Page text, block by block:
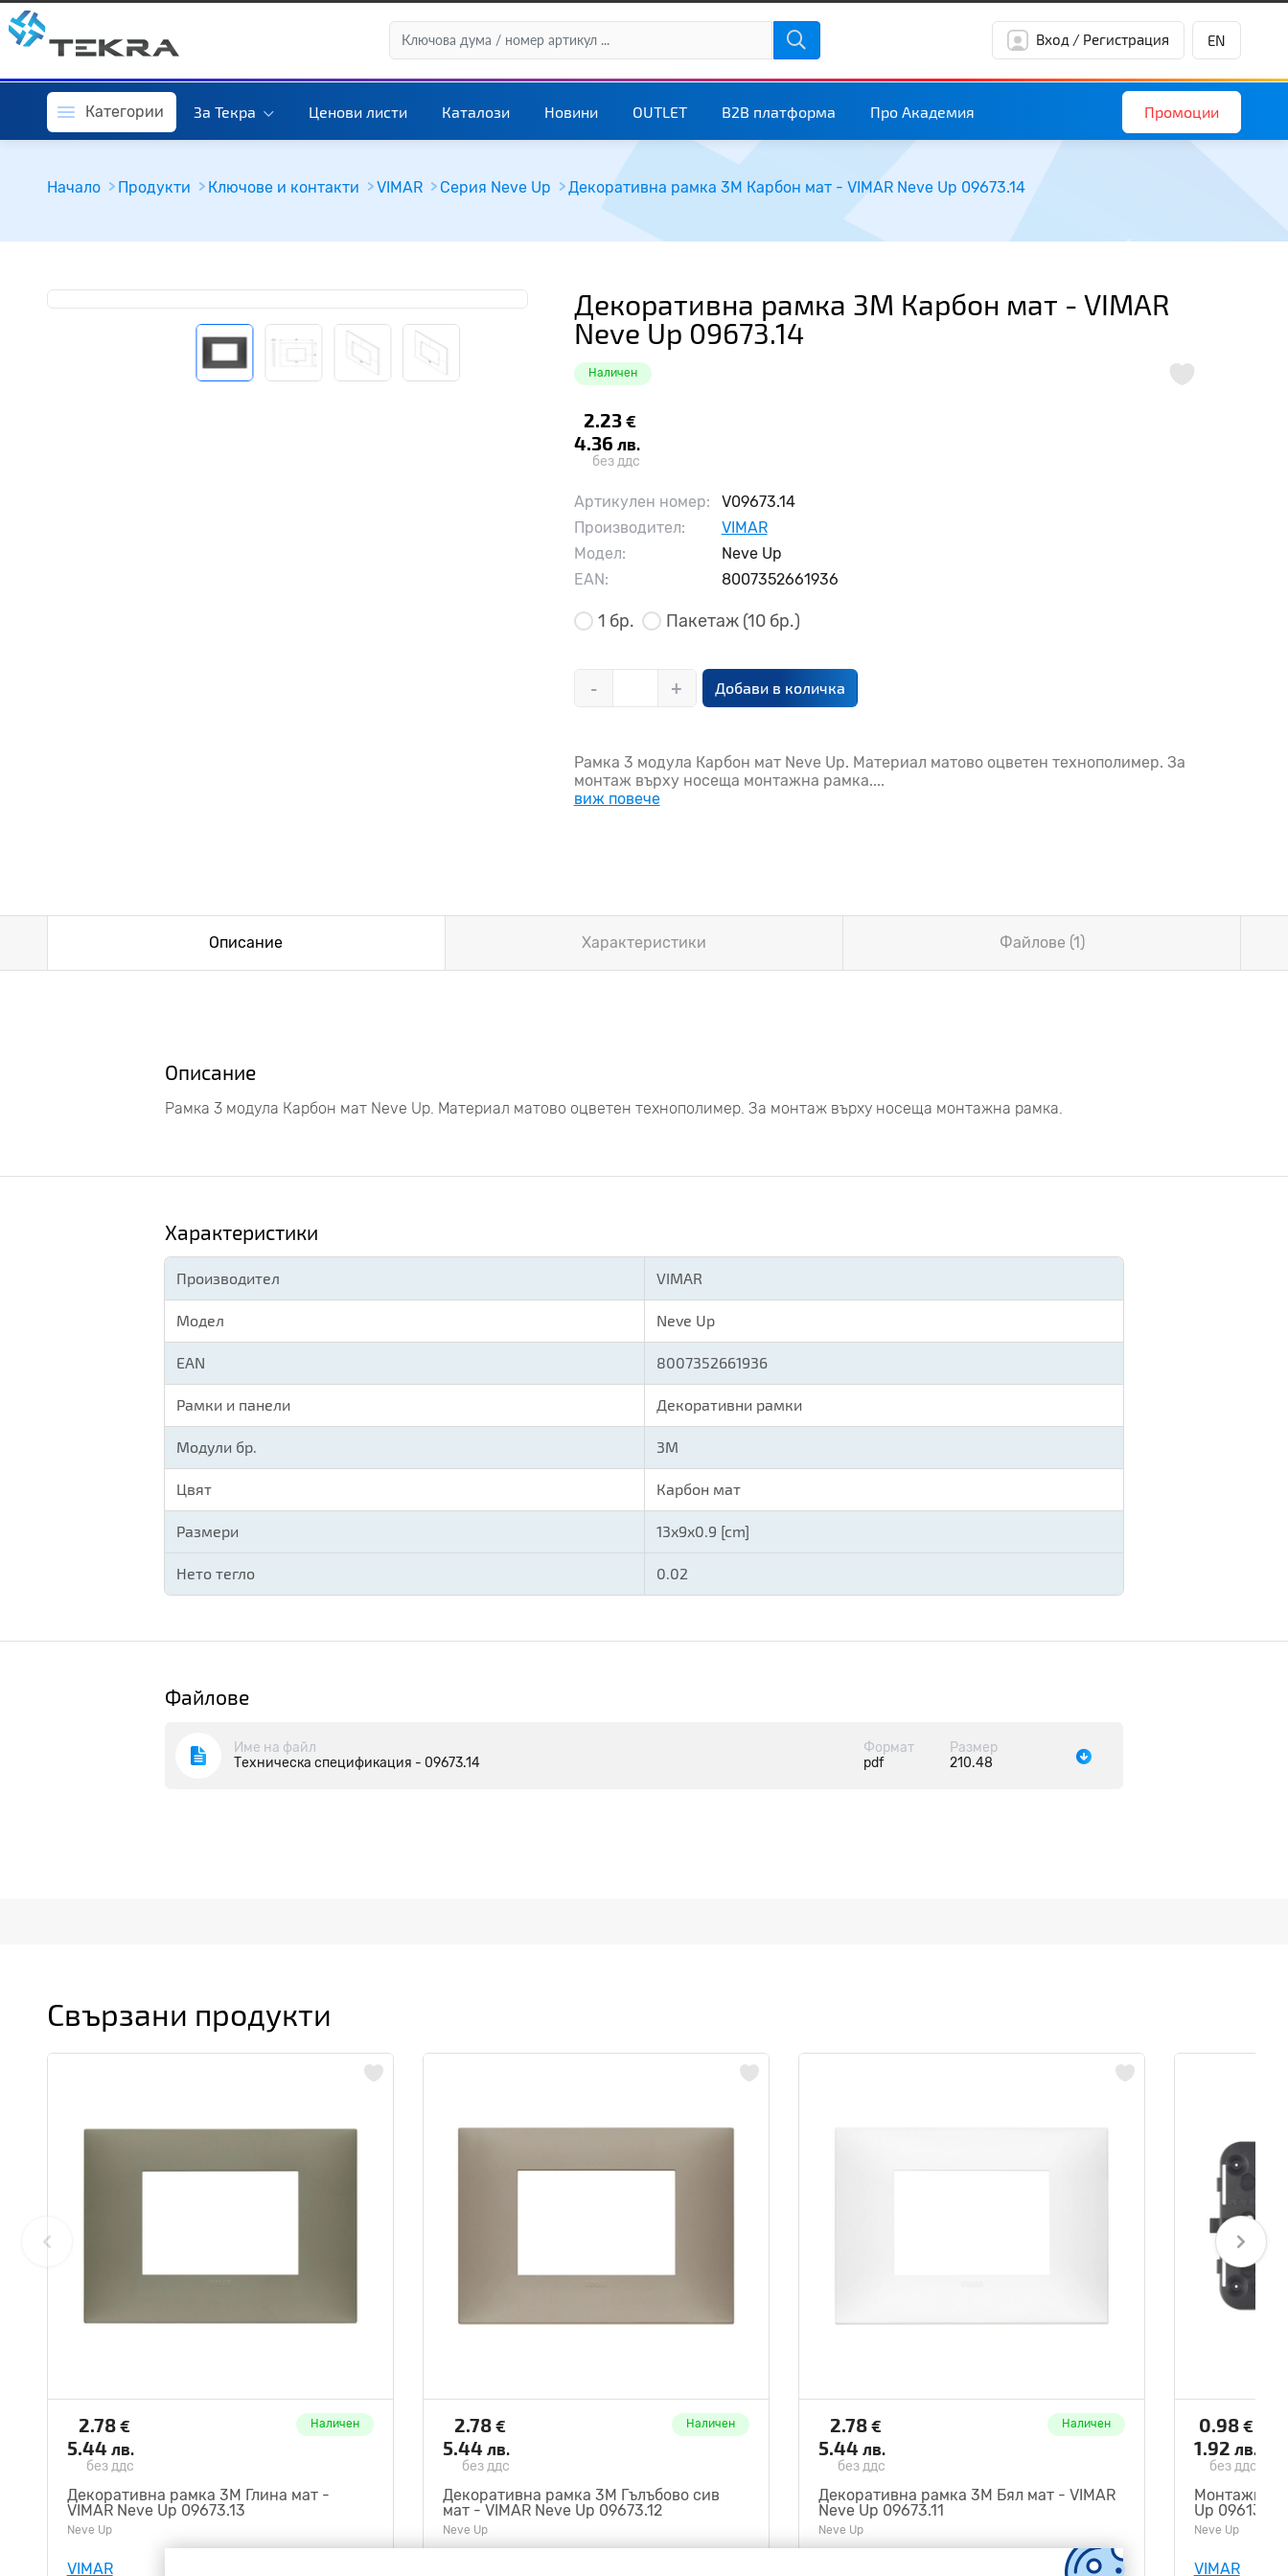
Вход / Регистрация EN
Категории За Текра Ценови листи Каталози Новини OUTLET B2B платформа Про Академия Промоции
Начало Продукти Ключове и контакти VIMAR Серия Neve Up Декоративна рамка 3M Карбон мат - VIMAR Neve Up 09673.14
Декоративна рамка 3M Карбон мат - VIMAR
Neve Up 09673.14
Наличен
2.23 €
4.36 лв.
без ддс
Артикулен номер:
V09673.14
Производител:
VIMAR
Модел:
Neve Up
EAN:
8007352661936
1 бр. Пакетаж (10 бр.)
- + Добави в количка
Рамка 3 модула Карбон мат Neve Up. Материал матово оцветен технополимер. За
монтаж върху носеща монтажна рамка....
виж повече
Описание Характеристики Файлове (1)
Описание
Рамка 3 модула Карбон мат Neve Up. Материал матово оцветен технополимер. За монтаж върху носеща монтажна рамка.
Характеристики
Производител VIMAR
Модел Neve Up
EAN 8007352661936
Рамки и панели Декоративни рамки
Модули бр. 3M
Цвят Карбон мат
Размери 13x9x0.9 [cm]
Нето тегло 0.02
Файлове
Име на файл
Техническа спецификация - 09673.14
Формат
pdf
Размер
210.48
Свързани продукти
2.78 €
5.44 лв.
без ддс
Наличен
Декоративна рамка 3M Глина мат -
VIMAR Neve Up 09673.13
Neve Up
VIMAR
2.78 €
5.44 лв.
без ддс
Наличен
Декоративна рамка 3M Гълъбово сив
мат - VIMAR Neve Up 09673.12
Neve Up
2.78 €
5.44 лв.
без ддс
Наличен
Декоративна рамка 3M Бял мат - VIMAR
Neve Up 09673.11
Neve Up
V09673.11
0.98 €
1.92 лв.
без ддс
Монтажна
Up 09613
Neve Up
VIMAR